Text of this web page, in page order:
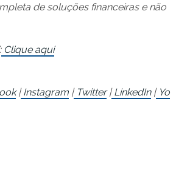
de soluções financeiras e não
Clique aqui
|Instagram |Twitter|LinkedIn|Yo